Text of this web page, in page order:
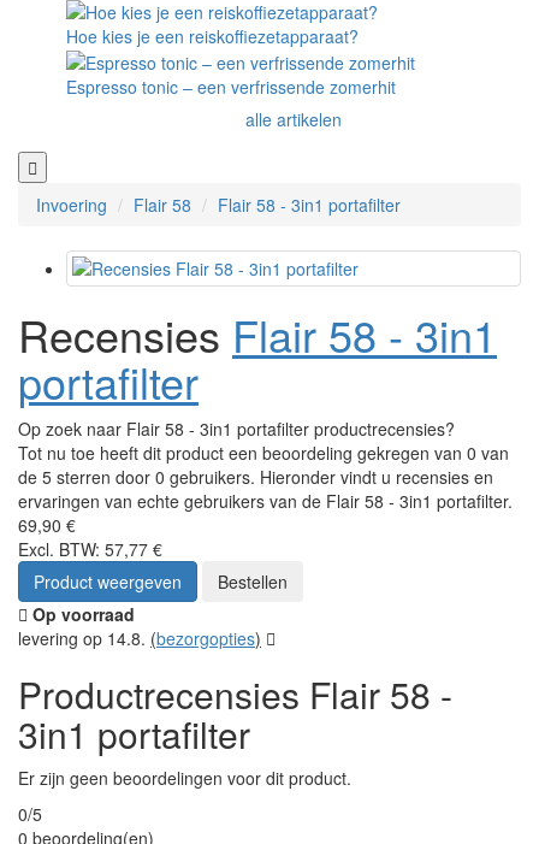
Hoe kies je een reiskoffiezetapparaat?
Espresso tonic – een verfrissende zomerhit
alle artikelen
Invoering Flair 58 Flair 58 - 3in1 portafilter
Recensies Flair 58 - 3in1
portafilter
Op zoek naar Flair 58 - 3in1 portafilter productrecensies?
Tot nu toe heeft dit product een beoordeling gekregen van 0 van
de 5 sterren door 0 gebruikers. Hieronder vindt u recensies en
ervaringen van echte gebruikers van de Flair 58 - 3in1 portafilter.
69,90 €
Excl. BTW: 57,77 €
Product weergeven
Bestellen
Op voorraad
levering op 14.8. (bezorgopties)
Productrecensies Flair 58 -
3in1 portafilter
Er zijn geen beoordelingen voor dit product.
0/5
0 beoordeling(en)